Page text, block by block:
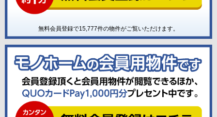
無料会員登録で15,777件の物件がご覧いただけます。